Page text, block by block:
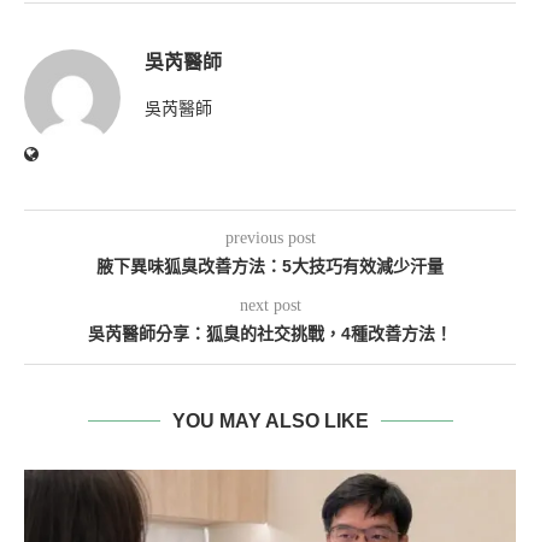
吳芮醫師
吳芮醫師
previous post
腋下異味狐臭改善方法：5大技巧有效減少汗量
next post
吳芮醫師分享：狐臭的社交挑戰，4種改善方法！
YOU MAY ALSO LIKE